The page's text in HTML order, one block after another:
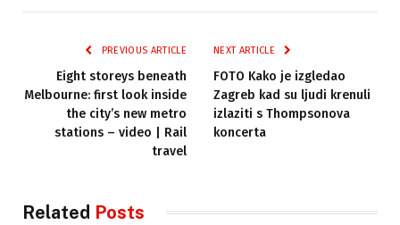
PREVIOUS ARTICLE
Eight storeys beneath
Melbourne: first look inside
the city’s new metro
stations – video | Rail
travel
NEXT ARTICLE
FOTO Kako je izgledao
Zagreb kad su ljudi krenuli
izlaziti s Thompsonova
koncerta
Related Posts